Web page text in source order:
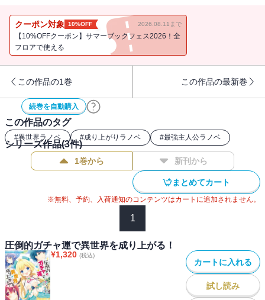
ることが判明する。
抜群の運の数値でガチャを回して「神話級の最強兵器」を手に入れ
異世界ライフを送るが、今回はついにガチャ屋の店員さんまで景品
に……！？
女騎士さんにオオカミ少女、果ては変態領主まで登場してお贈りす
る、ステータス９９９９９９の圧倒的ガチャ運のジンタとゆかいな
仲間たちの超余裕な異世界スローライフストーリー、第２弾！！
クーポン対象 10%OFF 2026.08.11まで
【10%OFFクーポン】サマーブックフェス2026！全
フロアで使える
この作品の1巻 この作品の最新巻
続巻を自動購入
この作品のタグ
#異世界ラノベ #成り上がりラノベ #最強主人公ラノベ
シリーズ作品(3件)
1巻から 新刊から
まとめてカート
※無料、予約、入荷通知のコンテンツはカートに追加されません。
1
圧倒的ガチャ運で異世界を成り上がる！
¥1,320 (税込)
カートに入れる
試し読み